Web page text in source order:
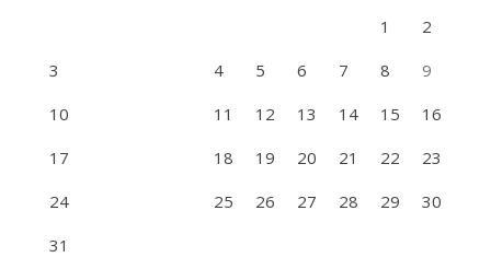
1
2
3
4 5 6 7 8
9
10
11 12 13 14 15
16
17
18 19 20 21 22
23
24
25 26 27 28 29
30
31